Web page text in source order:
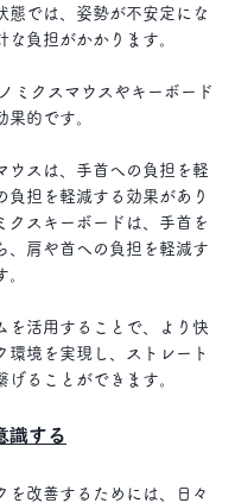
態では、姿勢が不安定にな
な負担がかかります。
果的です。
ウスは、手首への負担を軽
負担を軽減する効果があり
クスキーボードは、手首を
、肩や首への負担を軽減す
を活用することで、より快
環境を実現し、ストレート
げることができます。
識する
を改善するためには、日々